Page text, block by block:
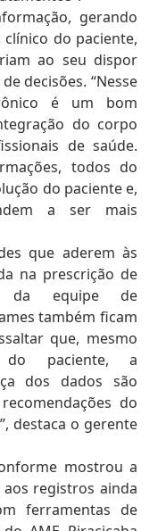
gerando
do paciente,
ao seu dispor
decisões. “Nesse
é um bom
do corpo
de saúde.
todos do
do paciente e,
a ser mais
que aderem às
na prescrição de
da equipe de
também ficam
que, mesmo
paciente, a
dos dados são
do
destaca o gerente
mostrou a
aos registros ainda
ferramentas de